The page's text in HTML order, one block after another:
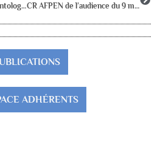
Signature du code de déontologie des psychologues CR AFPEN de l’audience du 9 mars 2012 à la DGESCO
ADHÉRENTS